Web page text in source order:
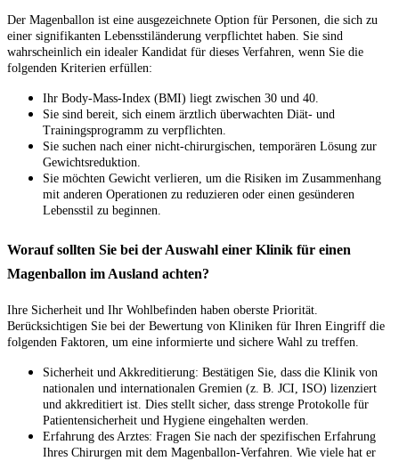
Der Magenballon ist eine ausgezeichnete Option für Personen, die sich zu
einer signifikanten Lebensstiländerung verpflichtet haben. Sie sind
wahrscheinlich ein idealer Kandidat für dieses Verfahren, wenn Sie die
folgenden Kriterien erfüllen:
Ihr Body-Mass-Index (BMI) liegt zwischen 30 und 40.
Sie sind bereit, sich einem ärztlich überwachten Diät- und
Trainingsprogramm zu verpflichten.
Sie suchen nach einer nicht-chirurgischen, temporären Lösung zur
Gewichtsreduktion.
Sie möchten Gewicht verlieren, um die Risiken im Zusammenhang
mit anderen Operationen zu reduzieren oder einen gesünderen
Lebensstil zu beginnen.
Worauf sollten Sie bei der Auswahl einer Klinik für einen
Magenballon im Ausland achten?
Ihre Sicherheit und Ihr Wohlbefinden haben oberste Priorität.
Berücksichtigen Sie bei der Bewertung von Kliniken für Ihren Eingriff die
folgenden Faktoren, um eine informierte und sichere Wahl zu treffen.
Sicherheit und Akkreditierung: Bestätigen Sie, dass die Klinik von
nationalen und internationalen Gremien (z. B. JCI, ISO) lizenziert
und akkreditiert ist. Dies stellt sicher, dass strenge Protokolle für
Patientensicherheit und Hygiene eingehalten werden.
Erfahrung des Arztes: Fragen Sie nach der spezifischen Erfahrung
Ihres Chirurgen mit dem Magenballon-Verfahren. Wie viele hat er